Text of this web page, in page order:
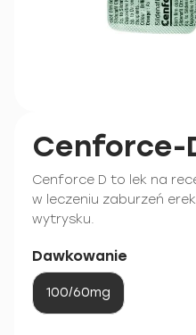
Cenforce-
Cenforce D to lek na
w leczeniu zaburzeń
wytrysku.
Dawkowanie
100/60mg